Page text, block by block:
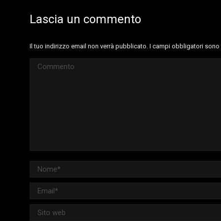
Lascia un commento
Il tuo indirizzo email non verrà pubblicato. I campi obbligatori
Commento
Nome *
Email *
Sito web